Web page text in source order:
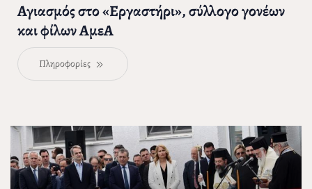
Αγιασμός στο «Εργαστήρι», σύλλογο γονέων
και φίλων ΑμεΑ
Πληροφορίες